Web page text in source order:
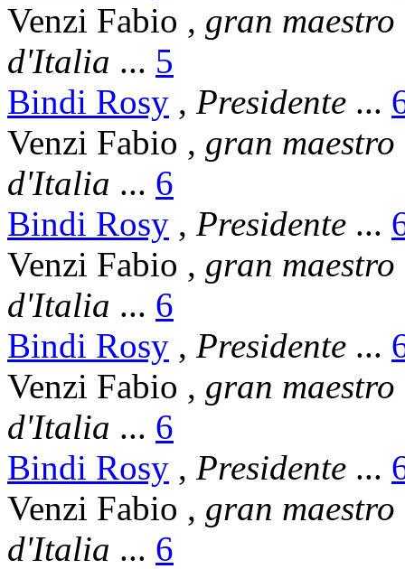
Venzi Fabio , gran
d'Italia ... 5
Bindi Rosy , Presidente ...
Venzi Fabio , gran
d'Italia ... 6
Bindi Rosy , Presidente ...
Venzi Fabio , gran
d'Italia ... 6
Bindi Rosy , Presidente ...
Venzi Fabio , gran
d'Italia ... 6
Bindi Rosy , Presidente ...
Venzi Fabio , gran
d'Italia ... 6